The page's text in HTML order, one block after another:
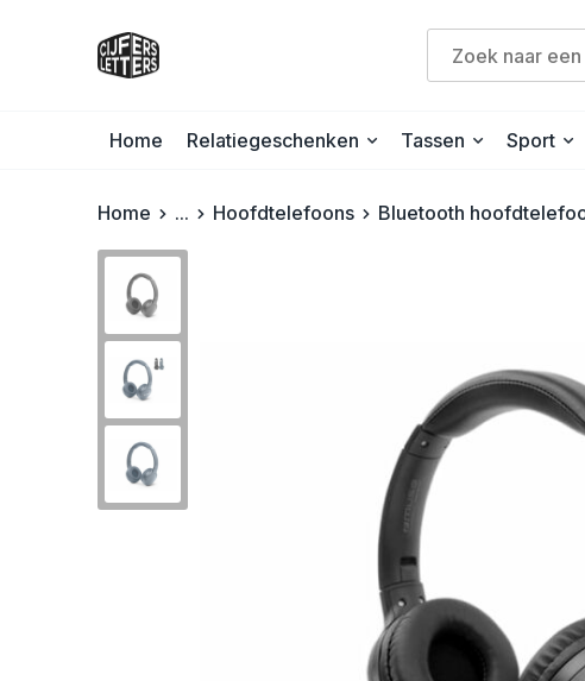
Home Relatiegeschenken Tassen Sport
Home ... Hoofdtelefoons Bluetooth